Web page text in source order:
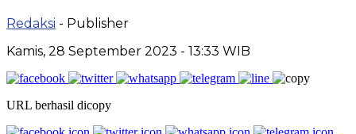
Redaksi - Publisher
Kamis, 28 September 2023 - 13:33 WIB
URL berhasil dicopy